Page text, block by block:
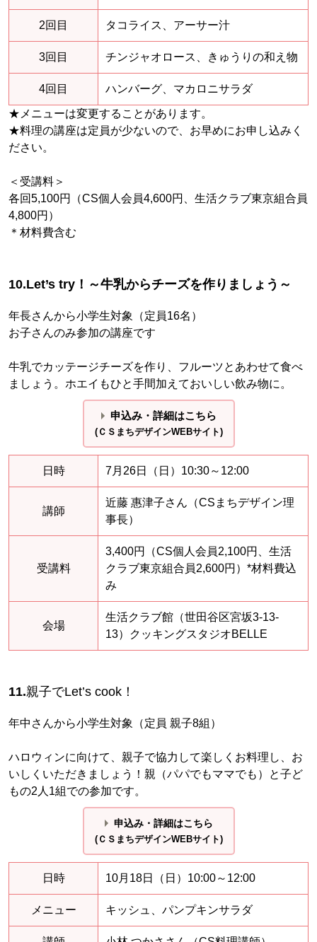
2回目 タコライス、アーサー汁
3回目 チンジャオロース、きゅうりの和え物
4回目 ハンバーグ、マカロニサラダ
★メニューは変更することがあります。
★料理の講座は定員が少ないので、お早めにお申し込みく
ださい。
＜受講料＞
各回5,100円（CS個人会員4,600円、生活クラブ東京組合員
4,800円）
＊材料費含む
10.Let’s try！～牛乳からチーズを作りましょう～
年長さんから小学生対象（定員16名）
お子さんのみ参加の講座です
牛乳でカッテージチーズを作り、フルーツとあわせて食べ
ましょう。ホエイもひと手間加えておいしい飲み物に。
申込み・詳細はこちら
(ＣＳまちデザインWEBサイト)
日時 7月26日（日）10:30～12:00
講師
近藤 惠津子さん（CSまちデザイン理
事長）
受講料
3,400円（CS個人会員2,100円、生活
クラブ東京組合員2,600円）*材料費込
み
会場
生活クラブ館（世田谷区宮坂3-13-
13）クッキングスタジオBELLE
11.親子でLet’s cook！
年中さんから小学生対象（定員 親子8組）
ハロウィンに向けて、親子で協力して楽しくお料理し、お
いしくいただきましょう！親（パパでもママでも）と子ど
もの2人1組での参加です。
申込み・詳細はこちら
(ＣＳまちデザインWEBサイト)
日時 10月18日（日）10:00～12:00
メニュー キッシュ、パンプキンサラダ